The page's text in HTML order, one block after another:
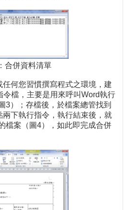
合併資料清單
何您習慣撰寫程式之環境，建
令檔，主要是用來呼叫Word執行
3）；存檔後，於檔案總管找到
下執行指令，執行結束後，就
檔案（圖4），如此即完成合併